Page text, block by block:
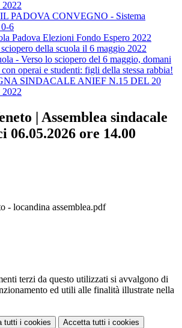
PADOVA CONVEGNO - Sistema
6
Padova Elezioni Fondo Espero 2022
della scuola il 6 maggio 2022
- Verso lo sciopero del 6 maggio, domani
operai e studenti: figli della stessa rabbia!
SINDACALE ANIEF N.15 DEL 20
| Assemblea sindacale
ore 14.00
- locandina assemblea.pdf
terzi da questo utilizzati si avvalgono di
ed utili alle finalità illustrate nella
tutti i cookies Accetta tutti i cookies